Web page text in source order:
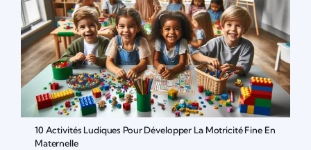
10 Activités Ludiques Pour Développer La Motricité Fine En
Maternelle